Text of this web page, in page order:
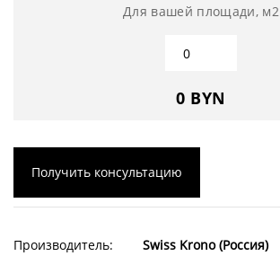
Для вашей площади, м2
0 BYN
Получить консультацию
Производитель:
Swiss Krono (Россия)